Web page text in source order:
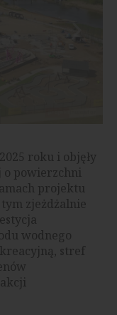
roku i objęły
powierzchni
projektu
zjeżdżalnie
wodnego
stref